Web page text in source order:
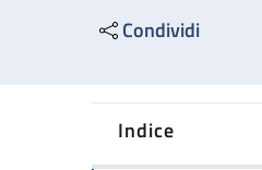
Condividi
Indice